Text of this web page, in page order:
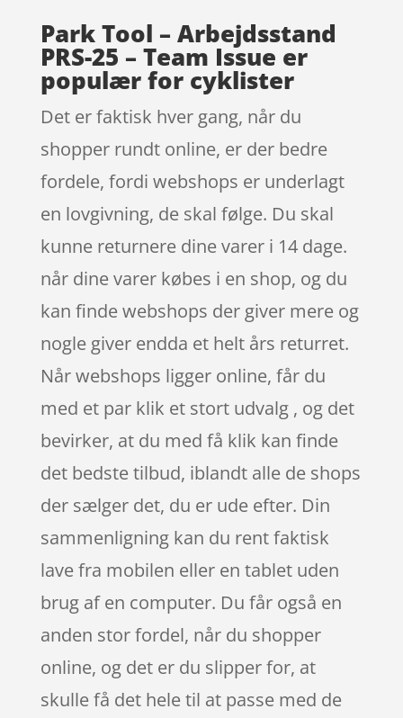
Park Tool – Arbejdsstand
PRS-25 – Team Issue er
populær for cyklister
Det er faktisk hver gang, når du
shopper rundt online, er der bedre
fordele, fordi webshops er underlagt
en lovgivning, de skal følge. Du skal
kunne returnere dine varer i 14 dage.
når dine varer købes i en shop, og du
kan finde webshops der giver mere og
nogle giver endda et helt års returret.
Når webshops ligger online, får du
med et par klik et stort udvalg , og det
bevirker, at du med få klik kan finde
det bedste tilbud, iblandt alle de shops
der sælger det, du er ude efter. Din
sammenligning kan du rent faktisk
lave fra mobilen eller en tablet uden
brug af en computer. Du får også en
anden stor fordel, når du shopper
online, og det er du slipper for, at
skulle få det hele til at passe med de